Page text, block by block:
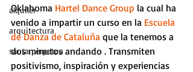
alquiler
arquitectura
santa perpetua
Oklahoma Hartel Dance Group la cual ha
venido a impartir un curso en la Escuela
de Danza de Cataluña que la tenemos a
dos minutos andando . Transmiten
positivismo, inspiración y experiencias